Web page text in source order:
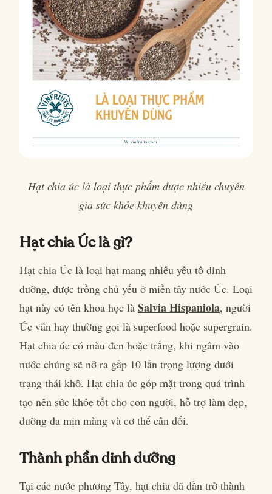
Hạt chia úc là loại thực phẩm được nhiều chuyên
gia sức khỏe khuyên dùng
Hạt chia Úc là gì?
Hạt chia Úc là loại hạt mang nhiều yếu tố dinh
dưỡng, được trồng chủ yếu ở miền tây nước Úc. Loại
hạt này có tên khoa học là Salvia Hispaniola, người
Úc vẫn hay thường gọi là superfood hoặc supergrain.
Hạt chia úc có màu đen hoặc trắng, khi ngâm vào
nước chúng sẽ nở ra gấp 10 lần trọng lượng dưới
trạng thái khô. Hạt chia úc góp mặt trong quá trình
tạo nên sức khỏe tốt cho con người, hỗ trợ làm đẹp,
dưỡng da mịn màng và cơ thể cân đối.
Thành phần dinh dưỡng
Tại các nước phương Tây, hạt chia đã dần trở thành